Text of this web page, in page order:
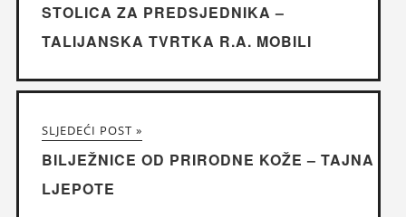
STOLICA ZA PREDSJEDNIKA –
TALIJANSKA TVRTKA R.A. MOBILI
SLJEDEĆI POST »
BILJEŽNICE OD PRIRODNE KOŽE – TAJNA
LJEPOTE